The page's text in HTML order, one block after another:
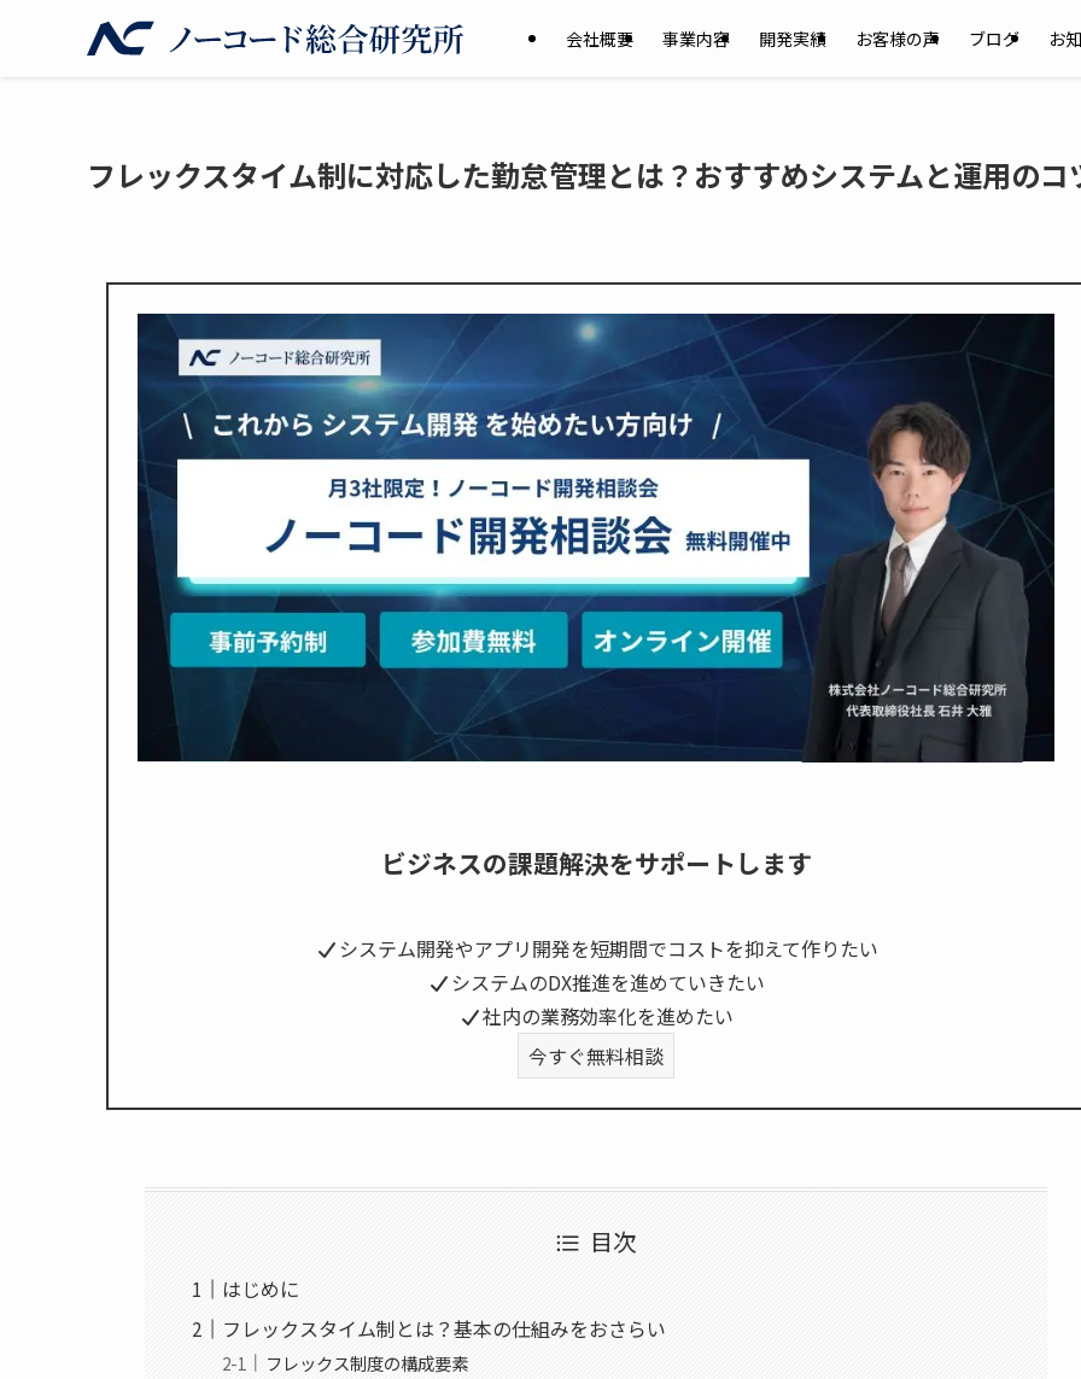
会社概要 事業内容 開発実績 お客様の声 ブログ お
フレックスタイム制に対応した勤怠管理とは？おすすめシステムと運用のコ
ビジネスの課題解決をサポートします
システム開発やアプリ開発を短期間でコストを抑えて作りたい
システムのDX推進を進めていきたい
社内の業務効率化を進めたい
今すぐ無料相談
目次
はじめに
フレックスタイム制とは？基本の仕組みをおさらい
フレックス制度の構成要素